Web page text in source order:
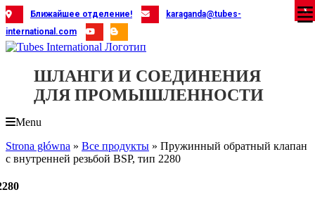
Skip
to
content
Ближайшее отделение!
karaganda@tubes-
international.com
ШЛАНГИ И СОЕДИНЕНИЯ
ДЛЯ ПРОМЫШЛЕННОСТИ
Menu
Strona główna » Все продукты » Пружинный обратный клапан
с внутренней резьбой BSP, тип 2280
X
X
X
X
X
X
X
X
X
X
X
X
X
X
X
X
X
X
X